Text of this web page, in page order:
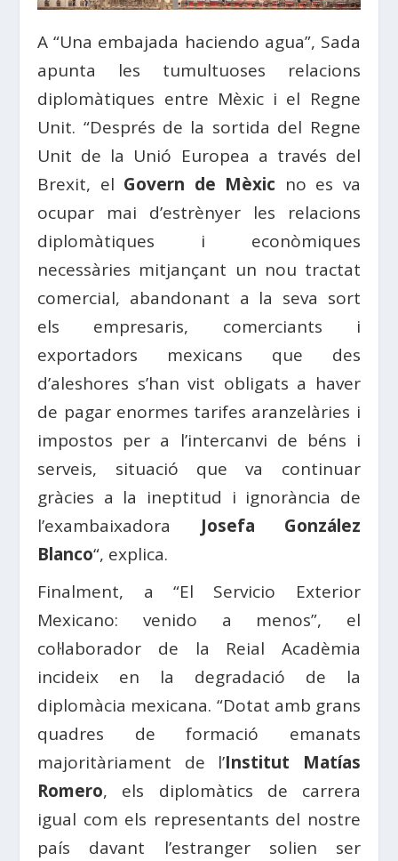
A “Una embajada haciendo agua”, Sada
apunta les tumultuoses relacions
diplomàtiques entre Mèxic i el Regne
Unit. “Després de la sortida del Regne
Unit de la Unió Europea a través del
Brexit, el Govern de Mèxic no es va
ocupar mai d’estrènyer les relacions
diplomàtiques i econòmiques
necessàries mitjançant un nou tractat
comercial, abandonant a la seva sort
els empresaris, comerciants i
exportadors mexicans que des
d’aleshores s’han vist obligats a haver
de pagar enormes tarifes aranzelàries i
impostos per a l’intercanvi de béns i
serveis, situació que va continuar
gràcies a la ineptitud i ignorància de
l’exambaixadora Josefa González
Blanco“, explica.
Finalment, a “El Servicio Exterior
Mexicano: venido a menos”, el
col·laborador de la Reial Acadèmia
incideix en la degradació de la
diplomàcia mexicana. “Dotat amb grans
quadres de formació emanats
majoritàriament de l’Institut Matías
Romero, els diplomàtics de carrera
igual com els representants del nostre
país davant l’estranger solien ser